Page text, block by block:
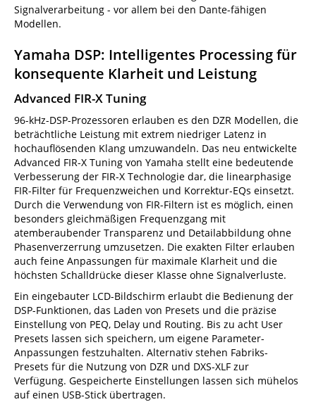
Signalverarbeitung - vor allem bei den Dante-fähigen
Modellen.
Yamaha DSP: Intelligentes Processing für
konsequente Klarheit und Leistung
Advanced FIR-X Tuning
96-kHz-DSP-Prozessoren erlauben es den DZR Modellen, die
beträchtliche Leistung mit extrem niedriger Latenz in
hochauflösenden Klang umzuwandeln. Das neu entwickelte
Advanced FIR-X Tuning von Yamaha stellt eine bedeutende
Verbesserung der FIR-X Technologie dar, die linearphasige
FIR-Filter für Frequenzweichen und Korrektur-EQs einsetzt.
Durch die Verwendung von FIR-Filtern ist es möglich, einen
besonders gleichmäßigen Frequenzgang mit
atemberaubender Transparenz und Detailabbildung ohne
Phasenverzerrung umzusetzen. Die exakten Filter erlauben
auch feine Anpassungen für maximale Klarheit und die
höchsten Schalldrücke dieser Klasse ohne Signalverluste.
Ein eingebauter LCD-Bildschirm erlaubt die Bedienung der
DSP-Funktionen, das Laden von Presets und die präzise
Einstellung von PEQ, Delay und Routing. Bis zu acht User
Presets lassen sich speichern, um eigene Parameter-
Anpassungen festzuhalten. Alternativ stehen Fabriks-
Presets für die Nutzung von DZR und DXS-XLF zur
Verfügung. Gespeicherte Einstellungen lassen sich mühelos
auf einen USB-Stick übertragen.